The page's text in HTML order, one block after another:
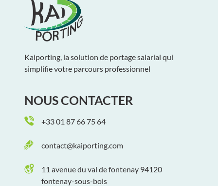
Kaiporting, la solution de portage salarial qui
simplifie votre parcours professionnel
NOUS CONTACTER
+33 01 87 66 75 64
contact@kaiporting.com
11 avenue du val de fontenay 94120
fontenay-sous-bois